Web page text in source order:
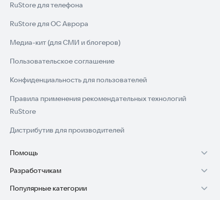
RuStore для телефона
RuStore для ОС Аврора
Медиа-кит (для СМИ и блогеров)
Пользовательское соглашение
Конфиденциальность для пользователей
Правила применения рекомендательных технологий
RuStore
Дистрибутив для производителей
Помощь
Установка RuStore на TV
Установка RuStore на телефон
Разработчикам
Зарабатывать с RuStore
Популярные категории